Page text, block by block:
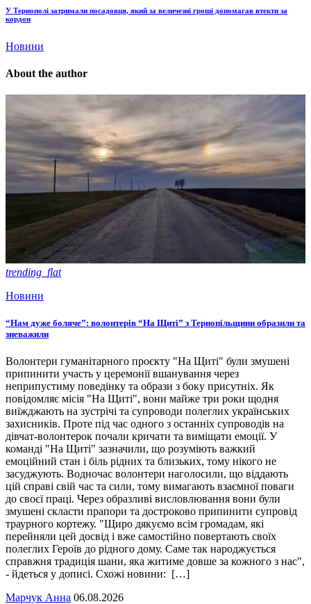
У Тернополі затримали посадовця, який за величезні гроші допомагав втекти за
кордон
Новини
About the author
trending_flat
Новини
“Нам дуже боляче”: волонтерів “На Щиті” з Тернопільщини образили та
зневажили
Волонтери гуманітарного проєкту "На Щиті" були змушені
припинити участь у церемонії вшанування через
неприпустиму поведінку та образи з боку присутніх. Як
повідомляє місія "На Щиті", вони майже три роки щодня
виїжджають на зустрічі та супроводи полеглих українських
захисників. Проте під час одного з останніх супроводів на
дівчат-волонтерок почали кричати та виміщати емоції. У
команді "На Щиті" зазначили, що розуміють важкий
емоційний стан і біль рідних та близьких, тому нікого не
засуджують. Водночас волонтери наголосили, що віддають
цій справі свій час та сили, тому вимагають взаємної поваги
до своєї праці. Через образливі висловлювання вони були
змушені скласти прапори та достроково припинити супровід
траурного кортежу. "Щиро дякуємо всім громадам, які
перейняли цей досвід і вже самостійно повертають своїх
полеглих Героїв до рідного дому. Саме так народжується
справжня традиція шани, яка житиме довше за кожного з нас",
- йдеться у дописі. Схожі новини: […]
Марчук Анна 06.08.2026